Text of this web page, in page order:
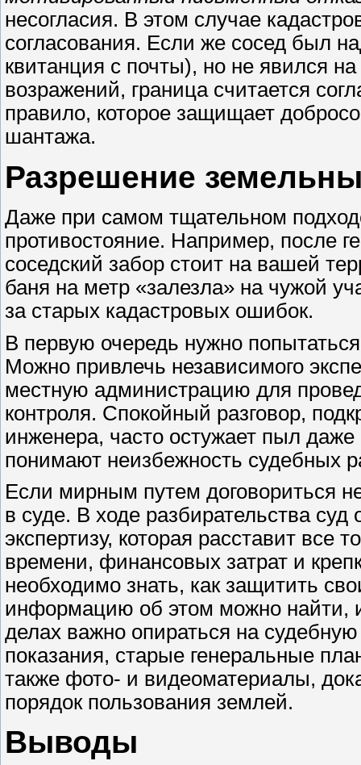
несогласия. В этом случае
согласования. Если же сосед был
квитанция с почты), но не явился
возражений, граница считается
правило, которое защищает
шантажа.
Разрешение
Даже при самом тщательном
противостояние. Например, после
соседский забор стоит на вашей
баня на метр «залезла» на чужой
за старых кадастровых ошибок.
В первую очередь нужно
Можно привлечь независимого
местную администрацию для
контроля. Спокойный разговор,
инженера, часто остужает пыл
понимают неизбежность судебных
Если мирным путем договориться
в суде. В ходе разбирательства
экспертизу, которая расставит
времени, финансовых затрат и
необходимо знать, как защитить
информацию об этом можно найти,
делах важно опираться на
показания, старые генеральные
также фото- и видеоматериалы,
порядок пользования землей.
Выводы